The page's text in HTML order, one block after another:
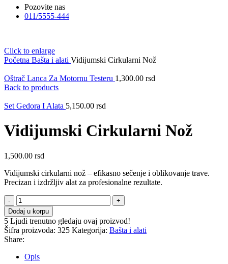
Pozovite nas
011/5555-444
Click to enlarge
Početna Bašta i alati Vidijumski Cirkularni Nož
Oštrač Lanca Za Motornu Testeru 1,300.00 rsd
Back to products
Set Gedora I Alata 5,150.00 rsd
Vidijumski Cirkularni Nož
1,500.00 rsd
Vidijumski cirkularni nož – efikasno sečenje i oblikovanje trave.
Precizan i izdržljiv alat za profesionalne rezultate.
Vidijumski
Cirkularni
Nož
količina
Dodaj u korpu
5 Ljudi trenutno gledaju ovaj proizvod!
Šifra proizvoda: 325 Kategorija: Bašta i alati
Share:
Opis